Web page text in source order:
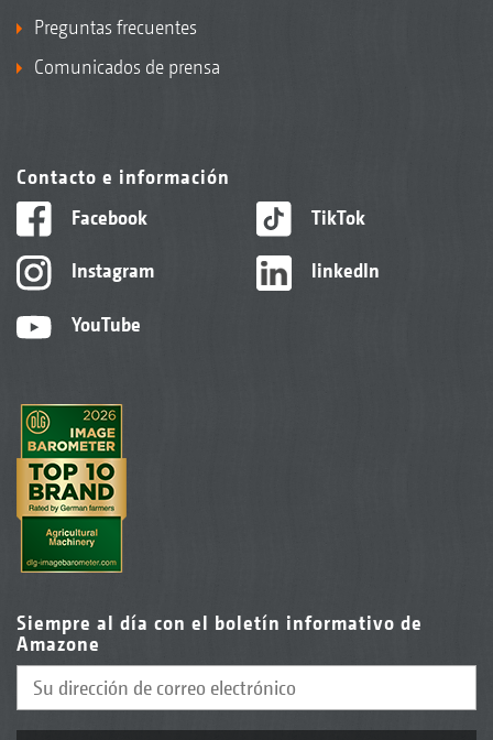
Preguntas frecuentes
Comunicados de prensa
Contacto e información
Facebook
Instagram
YouTube
TikTok
linkedIn
Siempre al día con el boletín informativo de
Amazone